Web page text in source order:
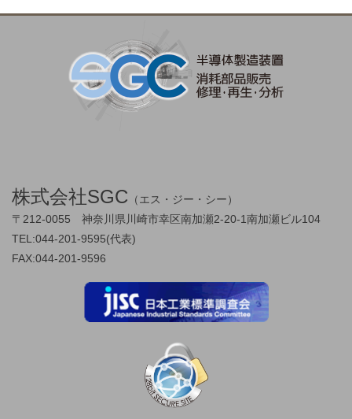
株式会社SGC （エス・ジー・シー）
〒212-0055 神奈川県川崎市幸区南加瀬2-20-1南加瀬ビル104
TEL:044-201-9595(代表)
FAX:044-201-9596